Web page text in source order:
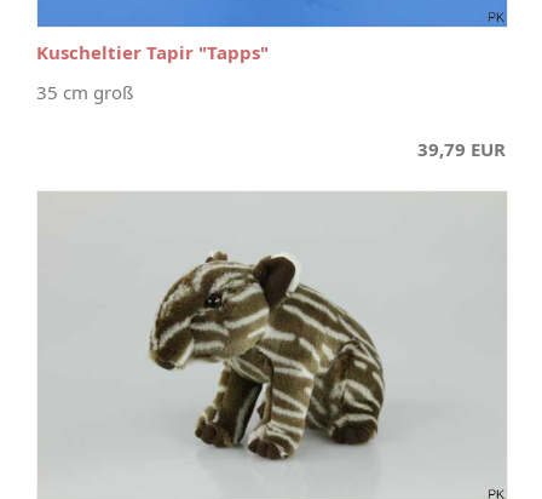
Kuscheltier Tapir "Tapps"
35 cm groß
39,79 EUR